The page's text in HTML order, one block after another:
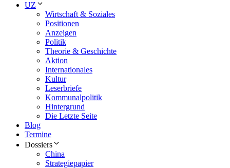
UZ
Wirtschaft & Soziales
Positionen
Anzeigen
Politik
Theorie & Geschichte
Aktion
Internationales
Kultur
Leserbriefe
Kommunalpolitik
Hintergrund
Die Letzte Seite
Blog
Termine
Dossiers
China
Strategiepapier